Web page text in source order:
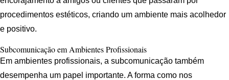
procedimentos estéticos, criando um ambiente mais acolhedor
e positivo.
Subcomunicação em Ambientes Profissionais
Em ambientes profissionais, a subcomunicação também
desempenha um papel importante. A forma como nos